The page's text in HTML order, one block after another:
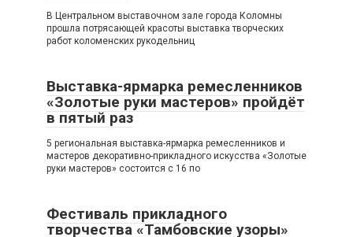
В Центральном выставочном зале города Коломны
прошла потрясающей красоты выставка творческих
работ коломенских рукодельниц
Выставка-ярмарка ремесленников
«Золотые руки мастеров» пройдёт
в пятый раз
5 региональная выставка-ярмарка ремесленников и
мастеров декоративно-прикладного искусства «Золотые
руки мастеров» состоится с 16 по
Фестиваль прикладного
творчества «Тамбовские узоры»